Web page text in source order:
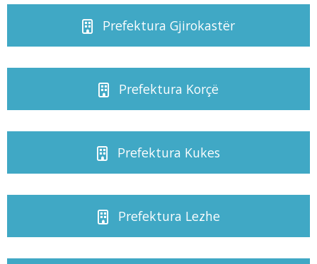
Prefektura Gjirokastër
Prefektura Korçë
Prefektura Kukes
Prefektura Lezhe